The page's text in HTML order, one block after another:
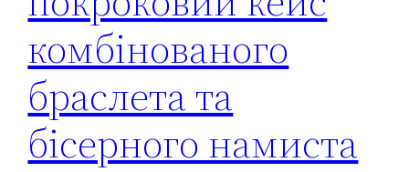
комбінованого
браслета та
бісерного намиста